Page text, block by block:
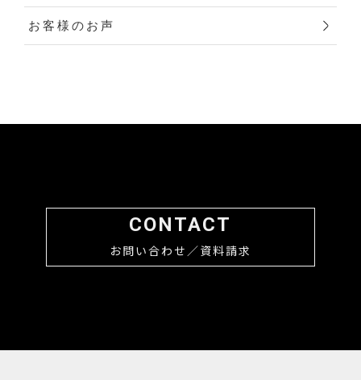
お客様のお声
CONTACT
お問い合わせ／資料請求